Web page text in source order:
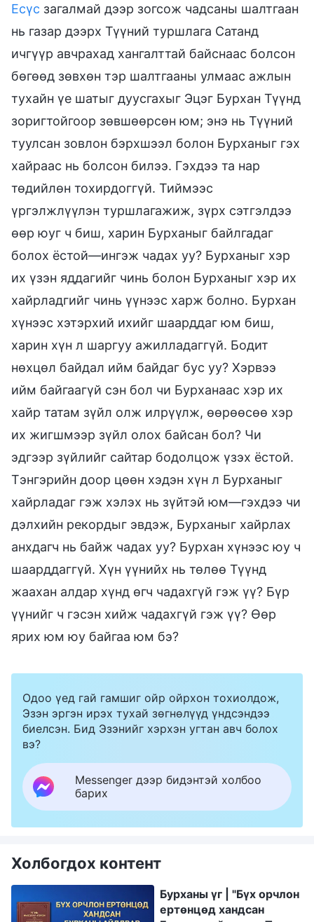
Есүс загалмай дээр зогсож чадсаны шалтгаан
нь газар дээрх Түүний туршлага Сатанд
ичгүүр авчрахад хангалттай байснаас болсон
бөгөөд зөвхөн тэр шалтгааны улмаас ажлын
тухайн үе шатыг дуусгахыг Эцэг Бурхан Түүнд
зоригтойгоор зөвшөөрсөн юм; энэ нь Түүний
туулсан зовлон бэрхшээл болон Бурханыг гэх
хайраас нь болсон билээ. Гэхдээ та нар
төдийлөн тохирдоггүй. Тиймээс
үргэлжлүүлэн туршлагажиж, зүрх сэтгэлдээ
өөр юуг ч биш, харин Бурханыг байлгадаг
болох ёстой—ингэж чадах уу? Бурханыг хэр
их үзэн яддагийг чинь болон Бурханыг хэр их
хайрладгийг чинь үүнээс харж болно. Бурхан
хүнээс хэтэрхий ихийг шаарддаг юм биш,
харин хүн л шаргуу ажилладаггүй. Бодит
нөхцөл байдал ийм байдаг бус уу? Хэрвээ
ийм байгаагүй сэн бол чи Бурханаас хэр их
хайр татам зүйл олж илрүүлж, өөрөөсөө хэр
их жигшмээр зүйл олох байсан бол? Чи
эдгээр зүйлийг сайтар бодолцож үзэх ёстой.
Тэнгэрийн доор цөөн хэдэн хүн л Бурханыг
хайрладаг гэж хэлэх нь зүйтэй юм—гэхдээ чи
дэлхийн рекордыг эвдэж, Бурханыг хайрлах
анхдагч нь байж чадах уу? Бурхан хүнээс юу ч
шаарддаггүй. Хүн үүнийх нь төлөө Түүнд
жаахан алдар хүнд өгч чадахгүй гэж үү? Бүр
үүнийг ч гэсэн хийж чадахгүй гэж үү? Өөр
ярих юм юу байгаа юм бэ?
Одоо үед гай гамшиг ойр ойрхон тохиолдож,
Эзэн эргэн ирэх тухай зөгнөлүүд үндсэндээ
биелсэн. Бид Эзэнийг хэрхэн угтан авч болох
вэ?
Messenger дээр бидэнтэй холбоо
барих
Холбогдох контент
Бурханы үг | "Бүх орчлон
ертөнцөд хандсан